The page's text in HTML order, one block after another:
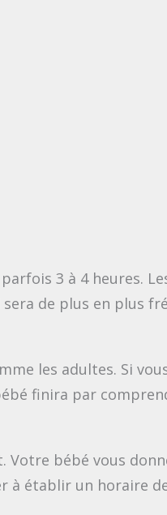
3 à 4 heures.
de plus en plus
les adultes. Si
finira par
bébé vous
à établir un horaire